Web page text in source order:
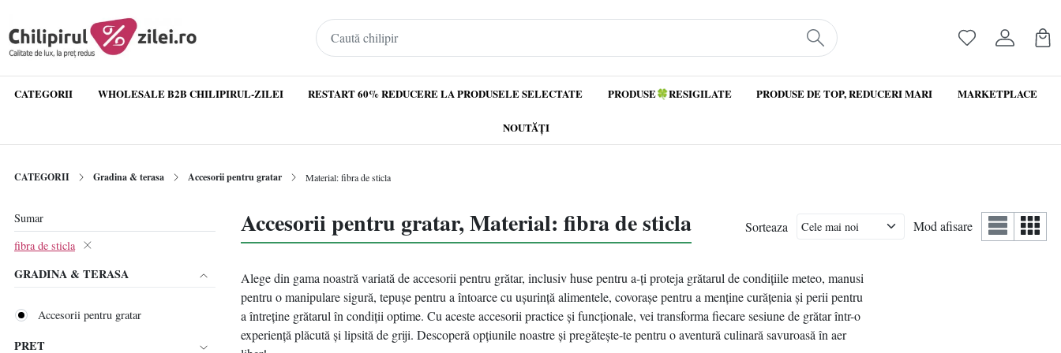
CATEGORII WHOLESALE B2B CHILIPIRUL-ZILEI RESTART 60% REDUCERE LA PRODUSELE SELECTATE PRODUSE🍀RESIGILATE PRODUSE DE TOP, REDUCERI MARI MARKETPLACE
NOUTĂȚI
CATEGORII Gradina & terasa Accesorii pentru gratar Material: fibra de sticla
Sumar
fibra de sticla
GRADINA & TERASA
Accesorii pentru gratar
PRET
Accesorii pentru gratar, Material: fibra de sticla Sorteaza Mod afisare
Alege din gama noastră variată de accesorii pentru grătar, inclusiv huse pentru a-ți proteja grătarul de condițiile meteo, manusi
pentru o manipulare sigură, tepușe pentru a întoarce cu ușurință alimentele, covorașe pentru a menține curățenia și perii pentru
a întreține grătarul în condiții optime. Cu aceste accesorii practice și funcționale, vei transforma fiecare sesiune de grătar într-o
experiență plăcută și lipsită de griji. Descoperă opțiunile noastre și pregătește-te pentru o aventură culinară savuroasă în aer